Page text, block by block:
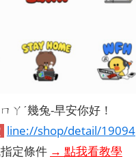
ㄚˊ幾兔-早安你好！
line://shop/detail/19094
定條件 → 點我看教學